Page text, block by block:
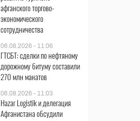
афганского торгово-
экономического
сотрудничества
06.08.2026 - 11:06
ГТСБТ: сделки по нефтяному
дорожному битуму составили
270 млн манатов
06.08.2026 - 11:03
Hazar Logistik и делегация
Афганистана обсудили